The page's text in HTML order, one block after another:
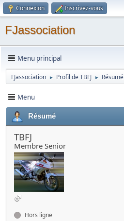
Connexion Inscrivez-vous
FJassociation
Menu principal
FJassociation ► Profil de TBFJ ► Résumé
Menu
Résumé
TBFJ
Membre Senior
Hors ligne